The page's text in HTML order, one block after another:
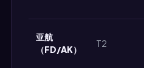
亚航
（FD/AK）
T2